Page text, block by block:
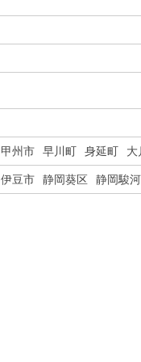
甲州市 早川町 身延町 大
伊豆市 静岡葵区 静岡駿